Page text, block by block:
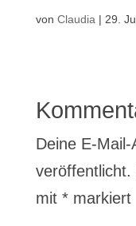
von Claudia | 29.
Deine E-
veröffentlicht.
mit *markiert